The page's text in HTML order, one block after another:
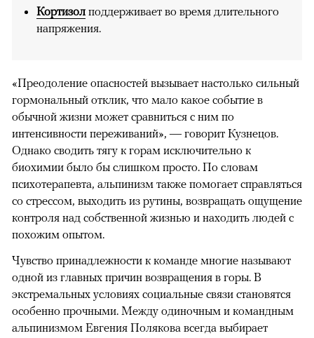
Кортизол поддерживает во время длительного
напряжения.
«Преодоление опасностей вызывает настолько сильный
гормональный отклик, что мало какое событие в
обычной жизни может сравниться с ним по
интенсивности переживаний», — говорит Кузнецов.
Однако сводить тягу к горам исключительно к
биохимии было бы слишком просто. По словам
психотерапевта, альпинизм также помогает справляться
со стрессом, выходить из рутины, возвращать ощущение
контроля над собственной жизнью и находить людей с
похожим опытом.
Чувство принадлежности к команде многие называют
одной из главных причин возвращения в горы. В
экстремальных условиях социальные связи становятся
особенно прочными. Между одиночным и командным
альпинизмом Евгения Полякова всегда выбирает